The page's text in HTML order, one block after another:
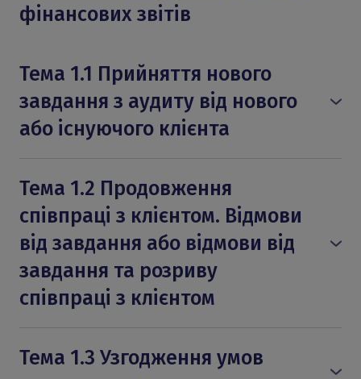
фінансових звітів
Тема 1.1 Прийняття нового
завдання з аудиту від нового
або існуючого клієнта
достатньої компетентності, можливостей,
часу та ресурсів для прийняття та
виконання нового завдання з аудиту.
Документування важливої інформації,
розглянутих питань, висновків та
підґрунтя для висновків.
при прийнятті нового завдання. Джерела
інформації щодо оцінки чесності клієнта
Тема 1.2 Продовження
співпраці з клієнтом. Відмови
від завдання або відмови від
завдання та розриву
співпраці з клієнтом
під час виконання попереднього
завдання, та їх вплив на продовження
Тема 1.3 Узгодження умов